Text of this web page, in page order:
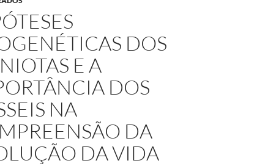
DOS
E A
DOS
NA
DA
DA VIDA